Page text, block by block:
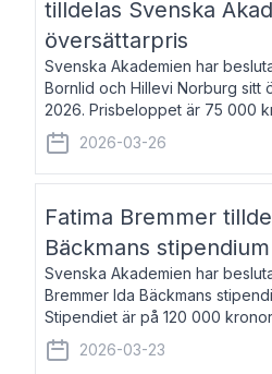
tilldelas Svenska
översättarpris
Svenska Akademien har
Bornlid och Hillevi Norburg sitt
2026. Prisbeloppet är 75 000
Bornlid, född 1947, är
främst känd för sina översät
2026-03-26
Fatima Bremmer
Bäckmans stipendium
Svenska Akademien har
Bremmer Ida Bäckmans
Stipendiet är på 120 000
1977, är journalist och
boken Ligan. Klarakvarterens
2026-03-23